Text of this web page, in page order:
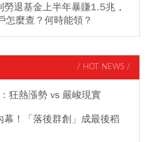
退基金上半年暴賺1.5兆，
麼查？何時能領？
/ HOT NEWS /
狂熱漲勢 vs 嚴峻現實
！「落後群創」成最後稻